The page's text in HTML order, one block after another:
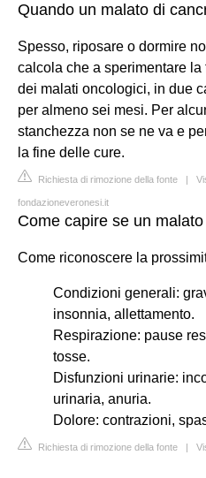
Quando un malato di
Spesso, riposare o dormire
calcola che a sperimentare
dei malati oncologici, in due
per almeno sei mesi. Per
stanchezza non se ne va e
la fine delle cure.
Richiesta di rimozione della fonte |
fondazioneveronesi.it
Come capire se un
Come riconoscere la
Condizioni generali:
insonnia, allettamento.
Respirazione: pause
tosse.
Disfunzioni urinarie:
urinaria, anuria.
Dolore: contrazioni,
Richiesta di rimozione della fonte |